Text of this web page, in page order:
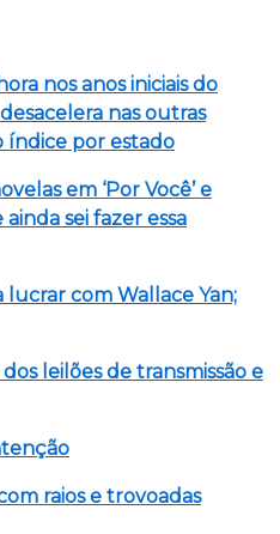
nos anos iniciais do
nas outras
índice por estado
em ‘Por Você’ e
sei fazer essa
lucrar com Wallace Yan;
leilões de transmissão e
raios e trovoadas